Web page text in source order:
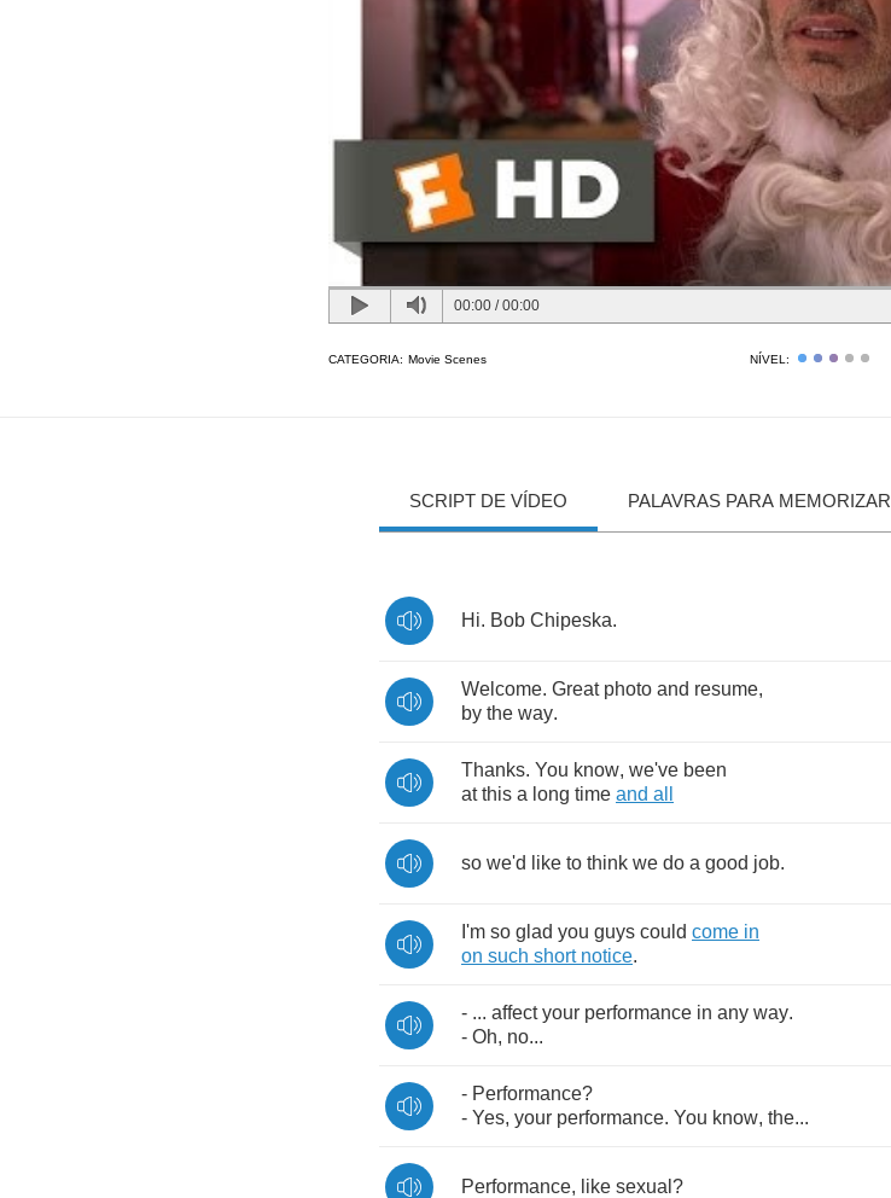
00:00 /00:00
CATEGORIA: Movie Scenes NÍVEL:
SCRIPT DE VÍDEO PALAVRAS PARA MEMORIZAR
Hi. Bob Chipeska.
Welcome. Great photo and resume,
by the way.
Thanks. You know, we've been
at this a long time and all
so we'd like to think we do a good job.
I'm so glad you guys could come in
on such short notice.
- ... affect your performance in any way.
- Oh, no...
- Performance?
- Yes, your performance. You know, the...
Performance, like sexual ?